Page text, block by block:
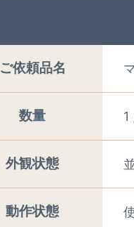
ご依頼品名
数量 1
外観状態
動作状態